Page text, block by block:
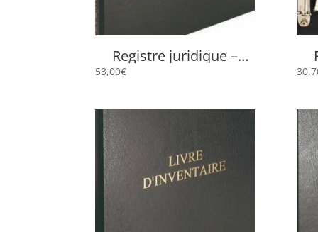
Registre juridique –
Assemblées générales
53,00€